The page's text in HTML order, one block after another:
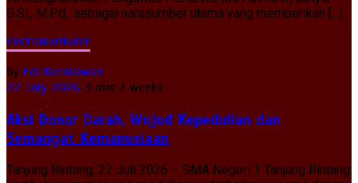
S.Si., M.Pd., sebagai narasumber utama yang memberikan […]
Ekstrakurikuler
by Edi Kurniawan
22 July 2026 3 min 2 weeks
Aksi Donor Darah, Wujud Kepedulian dan
Semangat Kemanusiaan
Tanjung Bintang, 22 Juli 2026 – SMA Negeri 1 Tanjung Bintang